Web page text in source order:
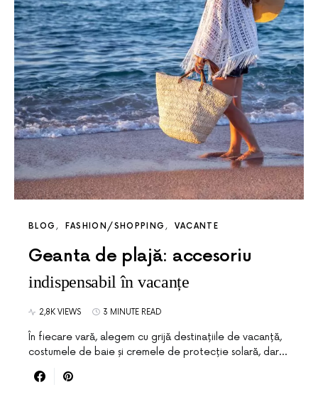
BLOG FASHION/SHOPPING VACANTE
Geanta de plajă: accesoriu
indispensabil în vacanțe
2,8K VIEWS 3 MINUTE READ
În fiecare vară, alegem cu grijă destinațiile de vacanță,
costumele de baie și cremele de protecție solară, dar…